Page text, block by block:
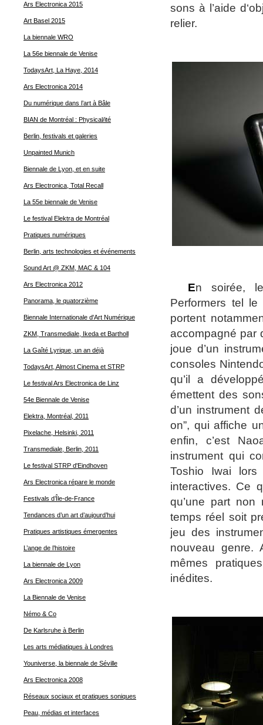
Ars Electronica 2015
Art Basel 2015
La biennale WRO
La 56e biennale de Venise
TodaysArt, La Haye, 2014
Ars Electronica 2014
Du numérique dans l’art à Bâle
BIAN de Montréal : Physical/ité
Berlin, festivals et galeries
Unpainted Munich
Biennale de Lyon, et en suite
Ars Electronica, Total Recall
La 55e biennale de Venise
Le festival Elektra de Montréal
Pratiques numériques
Berlin, arts technologies et événements
Sound Art @ ZKM, MAC & 104
Ars Electronica 2012
Panorama, le quatorzième
Biennale Internationale d'Art Numérique
ZKM, Transmediale, Ikeda et Bartholl
La Gaîté Lyrique, un an déjà
TodaysArt, Almost Cinema et STRP
Le festival Ars Electronica de Linz
54e Biennale de Venise
Elektra, Montréal, 2011
Pixelache, Helsinki, 2011
Transmediale, Berlin, 2011
Le festival STRP d'Eindhoven
Ars Electronica répare le monde
Festivals d’Île-de-France
Tendances d’un art d’aujourd’hui
Pratiques artistiques émergentes
L’ange de l’histoire
La biennale de Lyon
Ars Electronica 2009
La Biennale de Venise
Némo & Co
De Karlsruhe à Berlin
Les arts médiatiques à Londres
Youniverse, la biennale de Séville
Ars Electronica 2008
Réseaux sociaux et pratiques soniques
Peau, médias et interfaces
sons à l’aide
relier.
En soirée,
Performers tel
portent
accompagné par
joue d’un
consoles
qu’il a
émettent des
d’un instrument
on”, qui affiche
enfin, c’est
instrument qui
Toshio Iwai
interactives. Ce
qu’une part non
temps réel soit
jeu des
nouveau genre.
mêmes
inédites.